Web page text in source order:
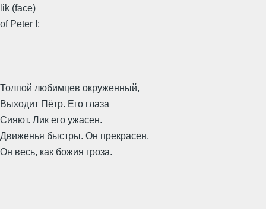
lik (face)
of Peter I:
Толпой любимцев окруженный,
Выходит Пётр. Его глаза
Сияют. Лик его ужасен.
Движенья быстры. Он прекрасен,
Он весь, как божия гроза.